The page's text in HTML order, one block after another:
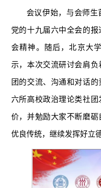
会议伊始，与会师生
党的十九届六中全会的
会精神。随后，北京大
示，本次交流研讨会肩
团的交流、沟通和对话
六所高校政治理论类社
价，并勉励大家不断磨
优良传统，继续发挥好立